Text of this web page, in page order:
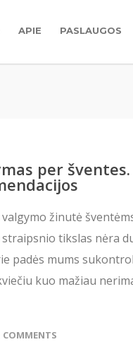
APIE PASLAUGOS
per
žinutė
tikslas nėra
padės mums
kuo mažiau
COMMENTS